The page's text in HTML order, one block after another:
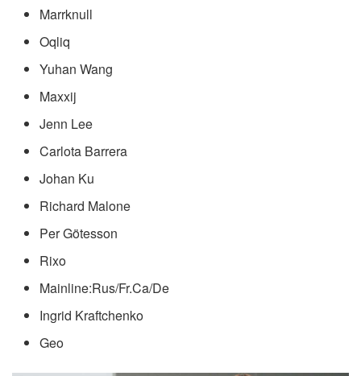
Marrknull
Oqliq
Yuhan Wang
Maxxij
Jenn Lee
Carlota Barrera
Johan Ku
Richard Malone
Per Götesson
Rixo
Mainline:Rus/Fr.Ca/De
Ingrid Kraftchenko
Geo